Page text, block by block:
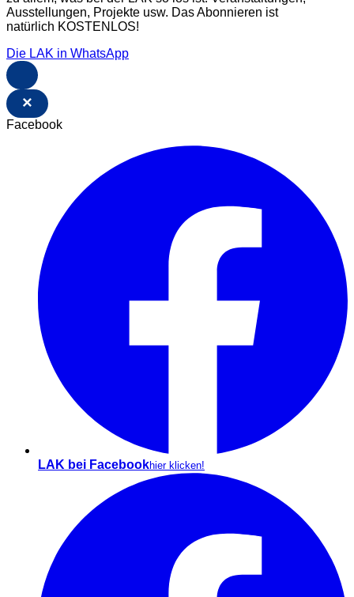
Ausstellungen, Projekte usw. Das Abonnieren ist
natürlich KOSTENLOS!
Die LAK in WhatsApp
×
Facebook
LAK bei Facebookhier klicken!